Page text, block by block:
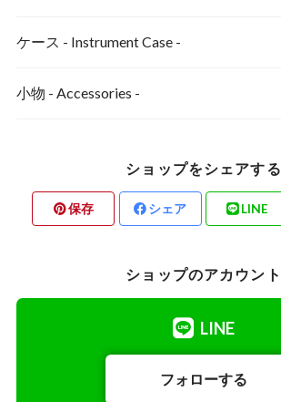
ヴァイオリン弓
ヴィオラ弓
コントラバス弓
ケース - Instrument Case -
小物 - Accessories -
チェロ用小物
ショップをシェアする
保存 シェア LINE
ショップのアカウント
LINE
フォローする